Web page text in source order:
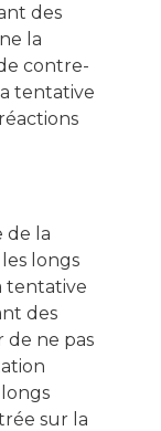
des
la
contre-
tentative
de la
longs
tentative
des
de ne pas
sur la